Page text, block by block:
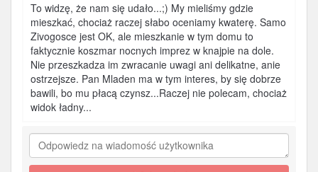
To widzę, że nam się udało...;) My mieliśmy gdzie
mieszkać, chociaż raczej słabo oceniamy kwaterę. Samo
Zivogosce jest OK, ale mieszkanie w tym domu to
faktycznie koszmar nocnych imprez w knajpie na dole.
Nie przeszkadza im zwracanie uwagi ani delikatne, anie
ostrzejsze. Pan Mladen ma w tym interes, by się dobrze
bawili, bo mu płacą czynsz...Raczej nie polecam, chociaż
widok ładny...